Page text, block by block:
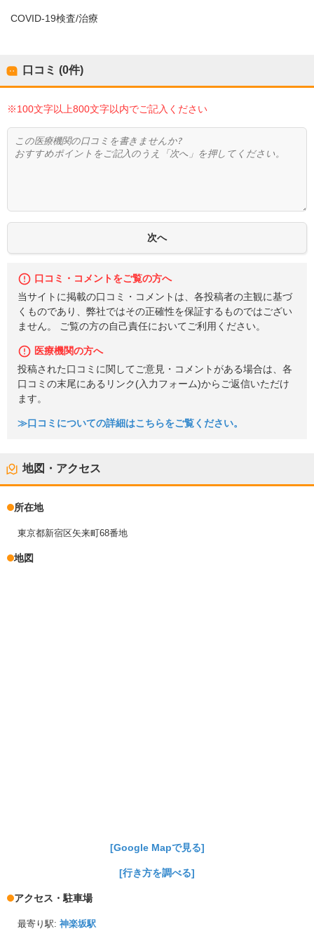
COVID-19検査/治療
口コミ (0件)
※100文字以上800文字以内でご記入ください
口コミ・コメントをご覧の方へ
当サイトに掲載の口コミ・コメントは、各投稿者の主観に基づ
くものであり、弊社ではその正確性を保証するものではござい
ません。 ご覧の方の自己責任においてご利用ください。
医療機関の方へ
投稿された口コミに関してご意見・コメントがある場合は、各
口コミの末尾にあるリンク(入力フォーム)からご返信いただけ
ます。
≫口コミについての詳細はこちらをご覧ください。
地図・アクセス
所在地
東京都新宿区矢来町68番地
地図
[Google Mapで見る]
[行き方を調べる]
アクセス・駐車場
最寄り駅: 神楽坂駅